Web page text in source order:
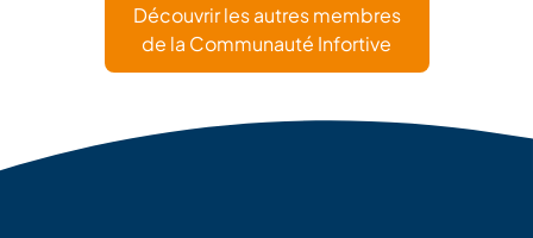
Découvrir les autres membres
de la Communauté Infortive